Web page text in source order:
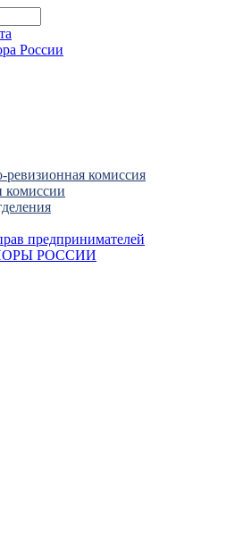
ревизионная комиссия
комиссии
предпринимателей
РОССИИ